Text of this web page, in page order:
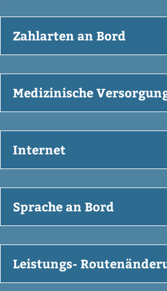
Zahlarten an Bord
Medizinische
Internet
Sprache an Bord
Leistungs-